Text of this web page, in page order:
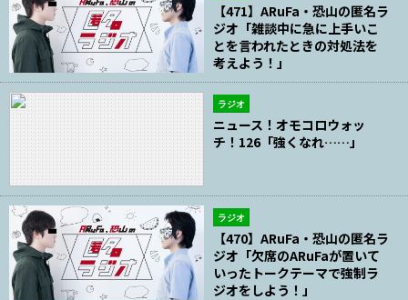
【471】ARuFa・恐山の匿名ラ
ジオ「雑談中に急に上手いこ
とを言われたときの対処法を
考えよう！」
ラジオ
ニュース！オモコロウォッ
チ！126「強くなれ……」
ラジオ
【470】ARuFa・恐山の匿名ラ
ジオ「欠席のARuFaが置いて
いったトークテーマで強制ラ
ジオをしよう！」